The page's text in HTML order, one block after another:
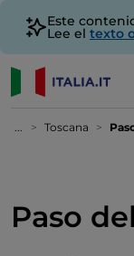
Este
Lee el texto
... Toscana
Paso